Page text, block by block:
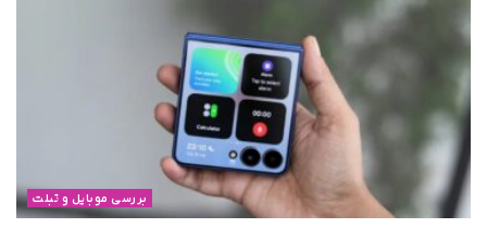
بررسی موبایل و تبلت